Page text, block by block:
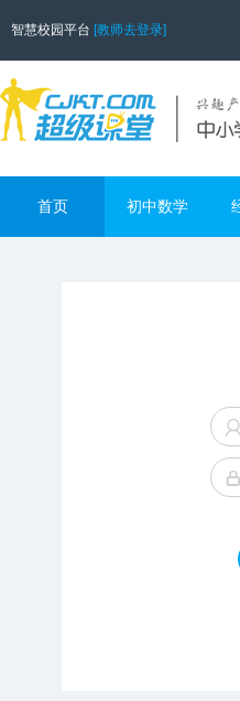
智慧校园平台 [教师去登录]
首页 初中数学